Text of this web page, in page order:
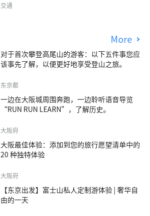
交通
More
对于首次攀登高尾山的游客：以下五件事您应
该事先了解，以便更好地享受登山之旅。
东京都
一边在大阪城周围奔跑，一边聆听语音导览
“RUN RUN LEARN”，了解历史。
大阪府
大阪最佳体验：添加到您的旅行愿望清单中的
20 种独特体验
大阪府
【东京出发】富士山私人定制游体验 | 奢华自
由的一天